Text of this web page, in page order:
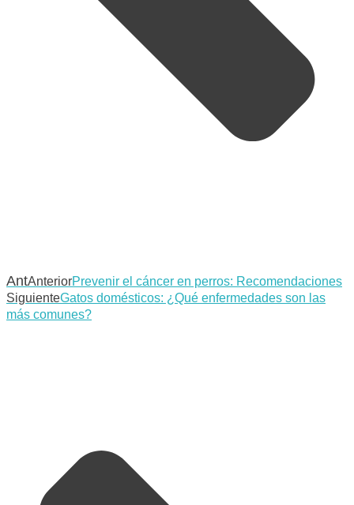
AntAnteriorPrevenir el cáncer en perros: Recomendaciones
SiguienteGatos domésticos: ¿Qué enfermedades son las
más comunes?